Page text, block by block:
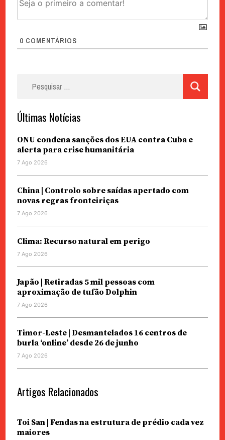
0 COMENTÁRIOS
Últimas Notícias
ONU condena sanções dos EUA contra Cuba e
alerta para crise humanitária
7 Ago 2026
China | Controlo sobre saídas apertado com
novas regras fronteiriças
7 Ago 2026
Clima: Recurso natural em perigo
7 Ago 2026
Japão | Retiradas 5 mil pessoas com
aproximação de tufão Dolphin
7 Ago 2026
Timor-Leste | Desmantelados 16 centros de
burla ‘online’ desde 26 de junho
7 Ago 2026
Artigos Relacionados
Toi San | Fendas na estrutura de prédio cada vez
maiores